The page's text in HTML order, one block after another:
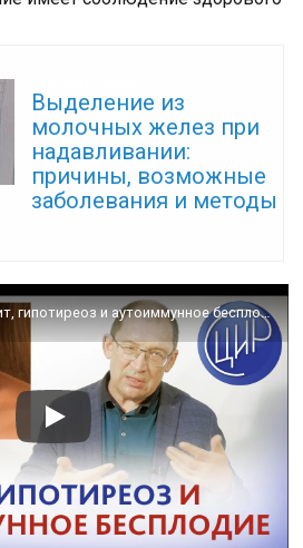
Выделение из
молочных желез при
надавливании:
причины, возможные
заболевания и методы
Аутоиммунный тиреоидит, гипотиреоз и аутоиммунное бесплодие. Отвечает Гузов И.И.